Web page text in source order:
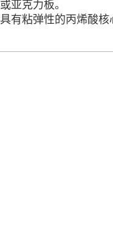
或亚克力板。
具有粘弹性的丙烯酸核